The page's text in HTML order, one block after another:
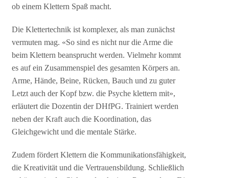
ob einem Klettern Spaß macht.
Die Klettertechnik ist komplexer, als man zunächst
vermuten mag. «So sind es nicht nur die Arme die
beim Klettern beansprucht werden. Vielmehr kommt
es auf ein Zusammenspiel des gesamten Körpers an.
Arme, Hände, Beine, Rücken, Bauch und zu guter
Letzt auch der Kopf bzw. die Psyche klettern mit»,
erläutert die Dozentin der DHfPG. Trainiert werden
neben der Kraft auch die Koordination, das
Gleichgewicht und die mentale Stärke.
Zudem fördert Klettern die Kommunikationsfähigkeit,
die Kreativität und die Vertrauensbildung. Schließlich